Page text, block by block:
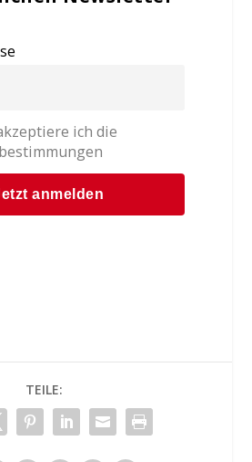
ich die
TEILE: